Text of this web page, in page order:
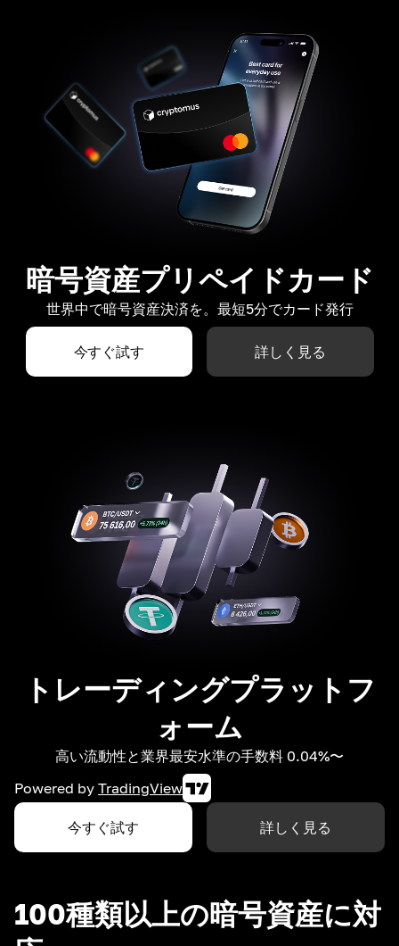
暗号資産プリペイドカード
世界中で暗号資産決済を。最短5分でカード発行
今すぐ試す 詳しく見る
トレーディングプラットフ
ォーム
高い流動性と業界最安水準の手数料 0.04%〜
Powered by TradingView
今すぐ試す 詳しく見る
100種類以上の暗号資産に対